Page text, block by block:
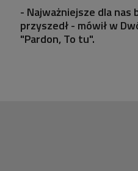
- Najważniejsze dla
przyszedł - mówił w
"Pardon, To tu".